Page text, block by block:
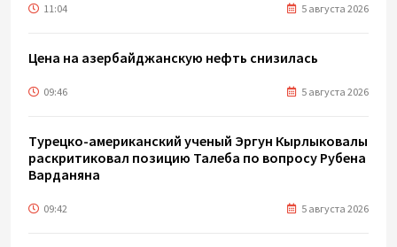
11:04 5 августа 2026
Цена на азербайджанскую нефть cнизилась
09:46 5 августа 2026
Турецко-американский ученый Эргун Кырлыковалы
раскритиковал позицию Талеба по вопросу Рубена
Варданяна
09:42 5 августа 2026